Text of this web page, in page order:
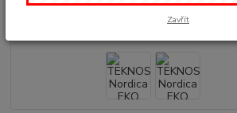
Zavřít